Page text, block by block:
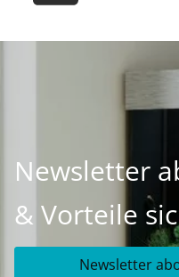
Newsletter
& Vorteile
Newsletter